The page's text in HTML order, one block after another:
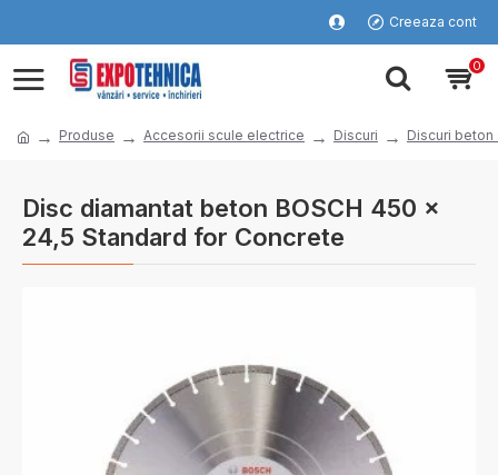
Creeaza cont
0
Produse Accesorii scule electrice Discuri Discuri beton
Disc diamantat beton BOSCH 450 x
24,5 Standard for Concrete